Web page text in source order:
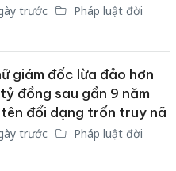
trước
Pháp luật đời
giám đốc lừa đảo hơn
đồng sau gần 9 năm
đổi dạng trốn truy nã
trước
Pháp luật đời